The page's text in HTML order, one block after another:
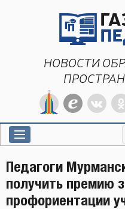
НОВОСТИ
Педагоги
получить премию
профориентации